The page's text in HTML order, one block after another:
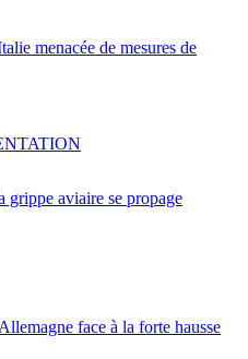
menacée de mesures de
grippe aviaire se propage
face à la forte hausse